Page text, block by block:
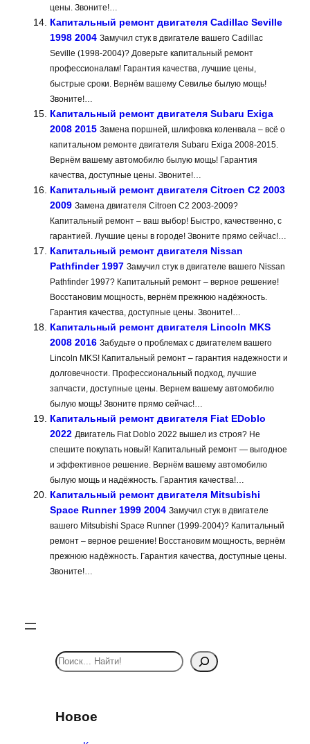
цены. Звоните!…
Капитальный ремонт двигателя Cadillac Seville
1998 2004 Замучил стук в двигателе вашего Cadillac
Seville (1998-2004)? Доверьте капитальный ремонт
профессионалам! Гарантия качества, лучшие цены,
быстрые сроки. Вернём вашему Севилье былую мощь!
Звоните!…
Капитальный ремонт двигателя Subaru Exiga
2008 2015 Замена поршней, шлифовка коленвала – всё о
капитальном ремонте двигателя Subaru Exiga 2008-2015.
Вернём вашему автомобилю былую мощь! Гарантия
качества, доступные цены. Звоните!…
Капитальный ремонт двигателя Citroen C2 2003
2009 Замена двигателя Citroen C2 2003-2009?
Капитальный ремонт – ваш выбор! Быстро, качественно, с
гарантией. Лучшие цены в городе! Звоните прямо сейчас!…
Капитальный ремонт двигателя Nissan
Pathfinder 1997 Замучил стук в двигателе вашего Nissan
Pathfinder 1997? Капитальный ремонт – верное решение!
Восстановим мощность, вернём прежнюю надёжность.
Гарантия качества, доступные цены. Звоните!…
Капитальный ремонт двигателя Lincoln MKS
2008 2016 Забудьте о проблемах с двигателем вашего
Lincoln MKS! Капитальный ремонт – гарантия надежности и
долговечности. Профессиональный подход, лучшие
запчасти, доступные цены. Вернем вашему автомобилю
былую мощь! Звоните прямо сейчас!…
Капитальный ремонт двигателя Fiat EDoblo
2022 Двигатель Fiat Doblo 2022 вышел из строя? Не
спешите покупать новый! Капитальный ремонт — выгодное
и эффективное решение. Вернём вашему автомобилю
былую мощь и надёжность. Гарантия качества!…
Капитальный ремонт двигателя Mitsubishi
Space Runner 1999 2004 Замучил стук в двигателе
вашего Mitsubishi Space Runner (1999-2004)? Капитальный
ремонт – верное решение! Восстановим мощность, вернём
прежнюю надёжность. Гарантия качества, доступные цены.
Звоните!…
S
e
c
Новое